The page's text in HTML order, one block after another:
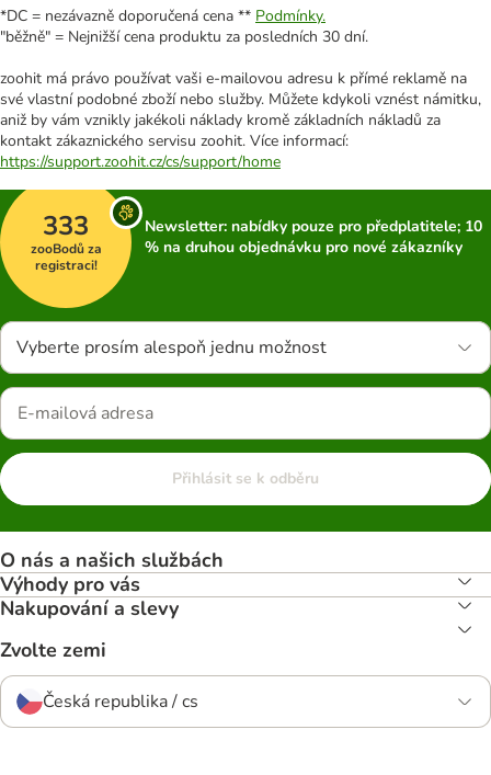
*DC = nezávazně doporučená cena ** Podmínky.
"běžně" = Nejnižší cena produktu za posledních 30 dní.
zoohit má právo používat vaši e-mailovou adresu k přímé reklamě na
své vlastní podobné zboží nebo služby. Můžete kdykoli vznést námitku,
aniž by vám vznikly jakékoli náklady kromě základních nákladů za
kontakt zákaznického servisu zoohit. Více informací:
https://support.zoohit.cz/cs/support/home
333
zooBodů za
registraci!
Newsletter: nabídky pouze pro předplatitele; 10
% na druhou objednávku pro nové zákazníky
Vyberte prosím alespoň jednu možnost
Přihlásit se k odběru
O nás a našich službách
Výhody pro vás
Nakupování a slevy
Zvolte zemi
Česká republika / cs